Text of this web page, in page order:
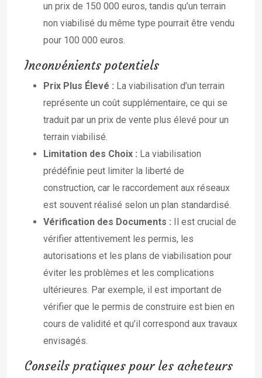
un prix de 150 000 euros, tandis qu’un terrain
non viabilisé du même type pourrait être vendu
pour 100 000 euros.
Inconvénients potentiels
Prix Plus Élevé : La viabilisation d’un terrain
représente un coût supplémentaire, ce qui se
traduit par un prix de vente plus élevé pour un
terrain viabilisé.
Limitation des Choix : La viabilisation
prédéfinie peut limiter la liberté de
construction, car le raccordement aux réseaux
est souvent réalisé selon un plan standardisé.
Vérification des Documents : Il est crucial de
vérifier attentivement les permis, les
autorisations et les plans de viabilisation pour
éviter les problèmes et les complications
ultérieures. Par exemple, il est important de
vérifier que le permis de construire est bien en
cours de validité et qu’il correspond aux travaux
envisagés.
Conseils pratiques pour les acheteurs